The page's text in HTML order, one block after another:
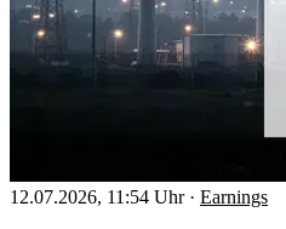
12.07.2026, 11:54 Uhr · Earnings